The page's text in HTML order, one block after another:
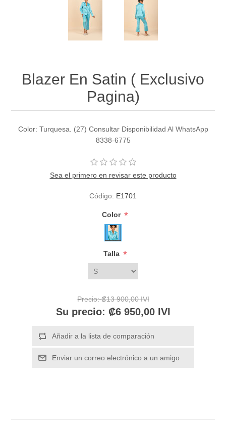
Blazer En Satin ( Exclusivo
Pagina)
Color: Turquesa. (27) Consultar Disponibilidad Al WhatsApp
8338-6775
Sea el primero en revisar este producto
Código: E1701
Color *
Talla *
Precio: ₡13 900,00 IVI
Su precio: ₡6 950,00 IVI